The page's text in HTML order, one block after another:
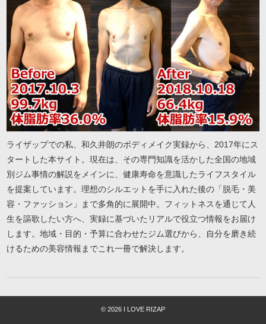
ライザップでの私、和久井朗のボディメイク実録から、2017年にス
タートした本サイト。現在は、その専門知識を活かした全国の地域
別ジム事情の解説をメインに、健康寿命を意識したライフスタイル
を提案しています。理想のシルエットを手に入れた後の「脱毛・美
容・ファッション」まで多角的に展開中。フィットネスを通じて人
生を謳歌したい方へ、実録に基づいたリアルで役立つ情報をお届け
します。地域・目的・予算に合わせたジム選びから、自分を磨き続
けるための美容情報までこれ一冊で解決します。
© 2026 I LOVE RIZAP